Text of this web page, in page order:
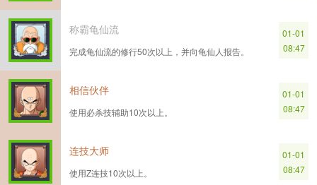
称霸龟仙流
完成龟仙流的修行50次以上，并向龟仙人报告。
01-01
08:47
相信伙伴
使用必杀技辅助10次以上。
01-01
08:47
连技大师
使用Z连技10次以上。
01-01
08:47